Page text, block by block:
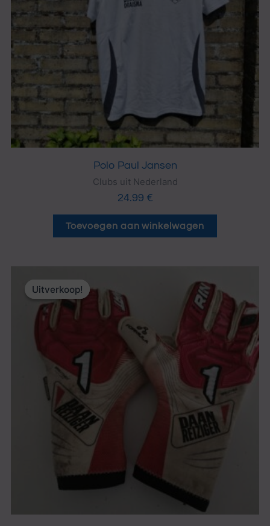
Polo Paul Jansen
Clubs uit Nederland
24.99 €
Toevoegen aan winkelwagen
Uitverkoop!
Uitverkoop!
prijs
25.00 €.